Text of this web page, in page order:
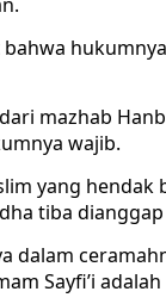
mazhab
wajib.
yang
tiba
dalam
Sayfi’i